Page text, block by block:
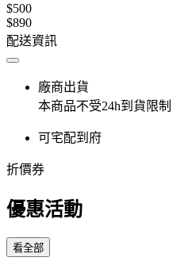
$500
$890
配送資訊
廠商出貨
本商品不受24h到貨限制
可宅配到府
折價券
優惠活動
看全部